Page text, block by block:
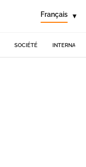
Français ▾
SOCIÉTÉ